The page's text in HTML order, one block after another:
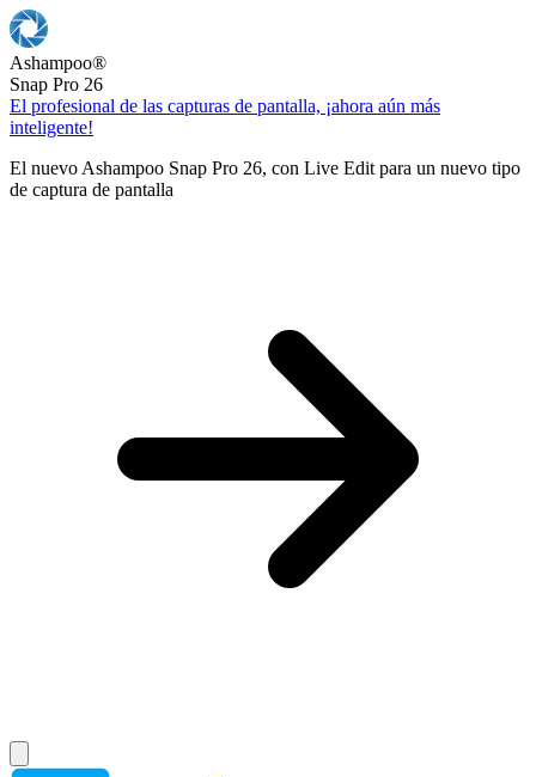
Ashampoo®
Snap Pro 26
El profesional de las capturas de pantalla, ¡ahora aún más
inteligente!
El nuevo Ashampoo Snap Pro 26, con Live Edit para un nuevo tipo
de captura de pantalla